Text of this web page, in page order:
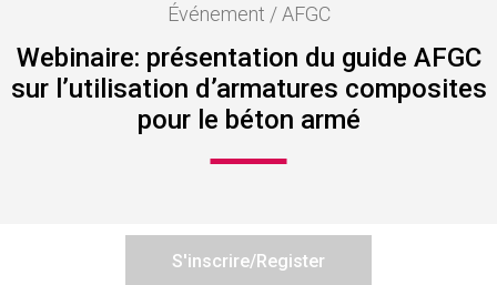
Événement / AFGC
Webinaire: présentation du guide AFGC
sur l’utilisation d’armatures composites
pour le béton armé
S'inscrire/Register